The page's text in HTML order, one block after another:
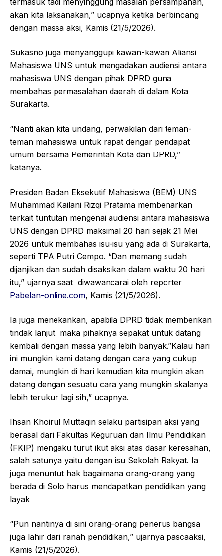
akan kita laksanakan,” ucapnya ketika berbincang
dengan massa aksi, Kamis (21/5/2026).
Sukasno juga menyanggupi kawan-kawan Aliansi
Mahasiswa UNS untuk mengadakan audiensi antara
mahasiswa UNS dengan pihak DPRD guna
membahas permasalahan daerah di dalam Kota
Surakarta.
“Nanti akan kita undang, perwakilan dari teman-
teman mahasiswa untuk rapat dengar pendapat
umum bersama Pemerintah Kota dan DPRD,”
katanya.
Presiden Badan Eksekutif Mahasiswa (BEM) UNS
Muhammad Kailani Rizqi Pratama membenarkan
terkait tuntutan mengenai audiensi antara mahasiswa
UNS dengan DPRD maksimal 20 hari sejak 21 Mei
2026 untuk membahas isu-isu yang ada di Surakarta,
seperti TPA Putri Cempo. “Dan memang sudah
dijanjikan dan sudah disaksikan dalam waktu 20 hari
itu,” ujarnya saat diwawancarai oleh reporter
Pabelan-online.com, Kamis (21/5/2026).
Ia juga menekankan, apabila DPRD tidak memberikan
tindak lanjut, maka pihaknya sepakat untuk datang
kembali dengan massa yang lebih banyak.”Kalau hari
ini mungkin kami datang dengan cara yang cukup
damai, mungkin di hari kemudian kita mungkin akan
datang dengan sesuatu cara yang mungkin skalanya
lebih terukur lagi sih,” ucapnya.
Ihsan Khoirul Muttaqin selaku partisipan aksi yang
berasal dari Fakultas Keguruan dan Ilmu Pendidikan
(FKIP) mengaku turut ikut aksi atas dasar keresahan,
salah satunya yaitu dengan isu Sekolah Rakyat. Ia
juga menuntut hak bagaimana orang-orang yang
berada di Solo harus mendapatkan pendidikan yang
layak
“Pun nantinya di sini orang-orang penerus bangsa
juga lahir dari ranah pendidikan,” ujarnya pascaaksi,
Kamis (21/5/2026).